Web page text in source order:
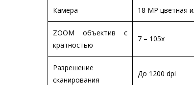
Камера 18 MP цветная
ZOOM объектив с
кратностью
7 – 105х
Разрешение
сканирования
До 1200 dpi